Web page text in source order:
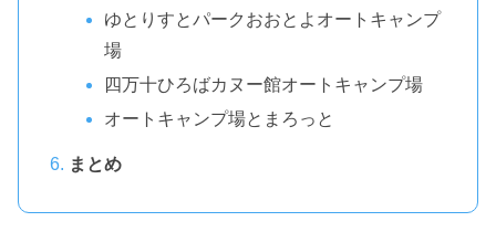
ゆとりすとパークおおとよオートキャンプ
場
四万十ひろばカヌー館オートキャンプ場
オートキャンプ場とまろっと
まとめ